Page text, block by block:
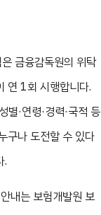
금융감독원의 위탁
연 1회 시행합니다.
별·연령·경력·국적 등
구나 도전할 수 있다
.
내는 보험개발원 보